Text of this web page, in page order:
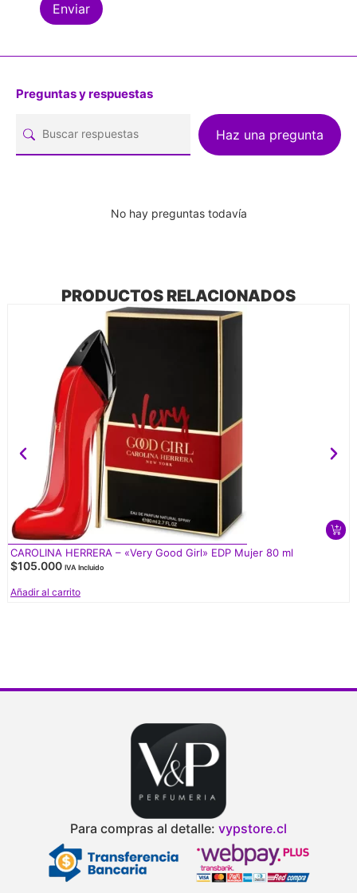
Preguntas y respuestas
Haz una pregunta
No hay preguntas todavía
PRODUCTOS RELACIONADOS
CAROLINA HERRERA – «Very Good Girl» EDP Mujer 80 ml
$105.000 IVA Incluido
Añadir al carrito
Para compras al detalle: vypstore.cl